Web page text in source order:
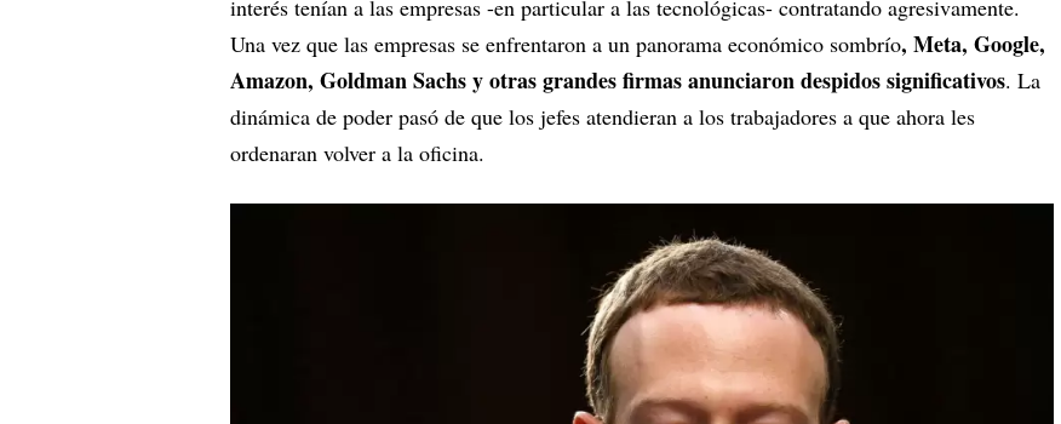
interés tenían a las empresas -en particular a las tecnológicas- contratando agresivamente.
Una vez que las empresas se enfrentaron a un panorama económico sombrío, Meta, Google,
Amazon, Goldman Sachs y otras grandes firmas anunciaron despidos significativos. La
dinámica de poder pasó de que los jefes atendieran a los trabajadores a que ahora les
ordenaran volver a la oficina.